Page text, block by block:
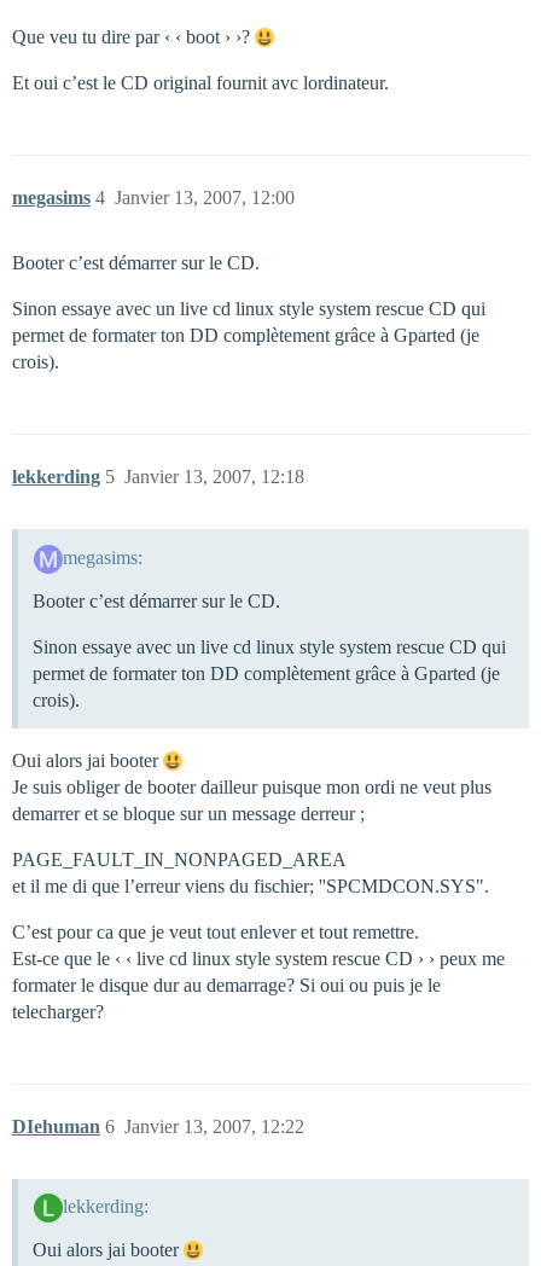
Que veu tu dire par ‹ ‹ boot › ›?
Et oui c’est le CD original fournit avc lordinateur.
megasims Janvier 13, 2007, 12:00
4
Booter c’est démarrer sur le CD.
Sinon essaye avec un live cd linux style system rescue CD qui
permet de formater ton DD complètement grâce à Gparted (je
crois).
lekkerding Janvier 13, 2007, 12:18
5
megasims:
Booter c’est démarrer sur le CD.
Sinon essaye avec un live cd linux style system rescue CD qui
permet de formater ton DD complètement grâce à Gparted (je
crois).
Oui alors jai booter
Je suis obliger de booter dailleur puisque mon ordi ne veut plus
demarrer et se bloque sur un message derreur ;
PAGE_FAULT_IN_NONPAGED_AREA
et il me di que l’erreur viens du fischier; ''SPCMDCON.SYS".
C’est pour ca que je veut tout enlever et tout remettre.
Est-ce que le ‹ ‹ live cd linux style system rescue CD › › peux me
formater le disque dur au demarrage? Si oui ou puis je le
telecharger?
DIehuman Janvier 13, 2007, 12:22
6
lekkerding:
Oui alors jai booter